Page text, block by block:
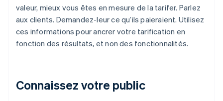
valeur, mieux vous êtes en mesure de la tarifer. Parlez
aux clients. Demandez-leur ce qu’ils paieraient. Utilisez
ces informations pour ancrer votre tarification en
fonction des résultats, et non des fonctionnalités.
Connaissez votre public